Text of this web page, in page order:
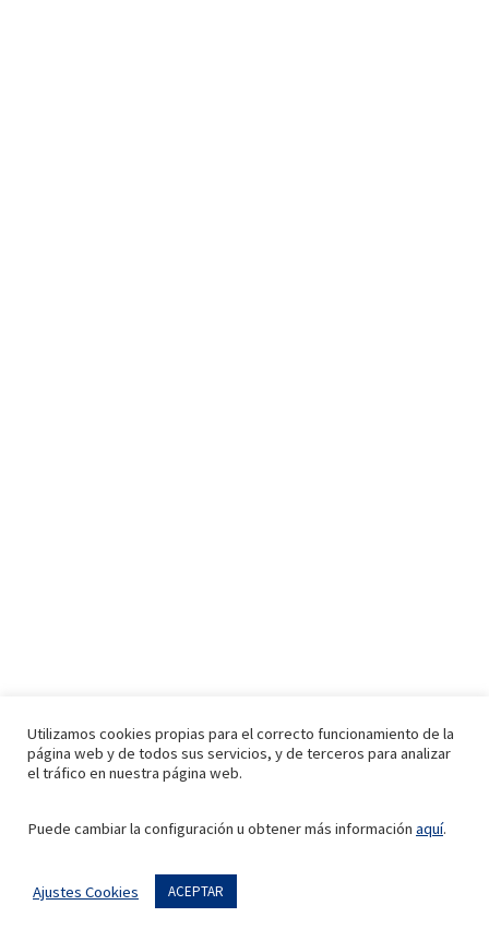
Indi Arquitectura
ser un refugio estático a convertirse en un...
Utilizamos cookies propias para el correcto funcionamiento de la
página web y de todos sus servicios, y de terceros para analizar
el tráfico en nuestra página web.
Puede cambiar la configuración u obtener más información aquí.
Ajustes Cookies ACEPTAR